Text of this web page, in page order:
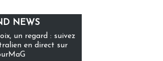
NEWS
un regard : suivez
en direct sur